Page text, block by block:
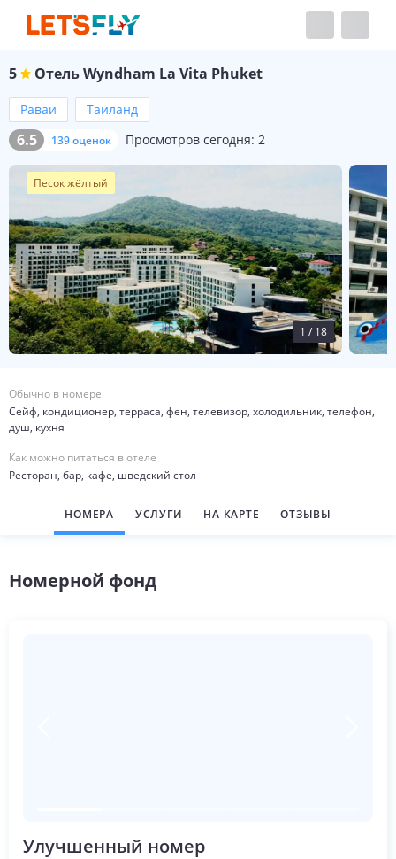
5 ОтельWyndham La Vita Phuket
Раваи Таиланд
6.5 139 оценок Просмотров сегодня: 2
Песок жёлтый
1 / 18
Обычно в номере
Сейф, кондиционер, терраса, фен, телевизор, холодильник, телефон,
душ, кухня
Как можно питаться в отеле
Ресторан, бар, кафе, шведский стол
НОМЕРА УСЛУГИ НА КАРТЕ ОТЗЫВЫ
Номерной фонд
Улучшенный номер